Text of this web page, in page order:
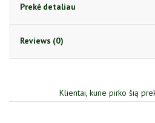
Prekė detaliau
Reviews (0)
Klientai, kurie pirko šią